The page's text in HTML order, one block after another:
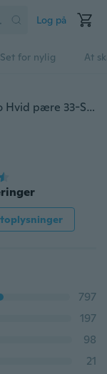
Log på
Set for nylig At
2x LED BA15S P21W 1156 Dagslys Blanco Hvid pære 33-SMD 5630 5730 12V
797
197
98
21